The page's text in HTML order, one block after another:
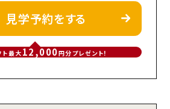
見学予約をする
ト最大12,000円分プレゼント!